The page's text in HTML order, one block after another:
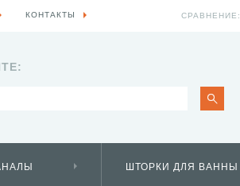
ШТОРКИ ДЛЯ ВАННЫ
КОНТАКТЫ СРАВНЕНИЕ: